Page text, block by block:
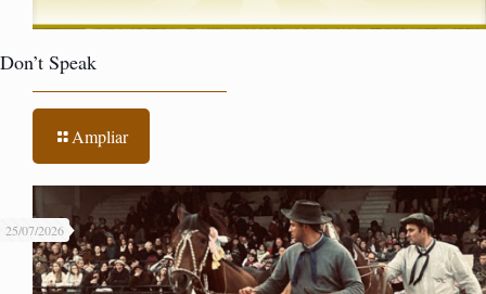
Don’t Speak
Ampliar
25/07/2026